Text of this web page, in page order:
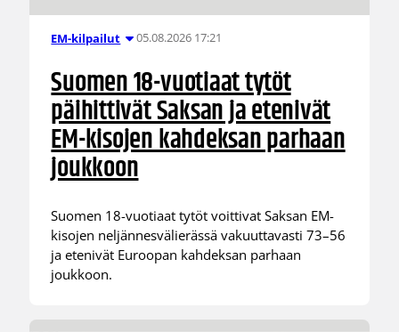
EM-kilpailut 05.08.2026 17:21
Suomen 18-vuotiaat tytöt
päihittivät Saksan ja etenivät
EM-kisojen kahdeksan parhaan
joukkoon
Suomen 18-vuotiaat tytöt voittivat Saksan EM-
kisojen neljännesvälierässä vakuuttavasti 73–56
ja etenivät Euroopan kahdeksan parhaan
joukkoon.